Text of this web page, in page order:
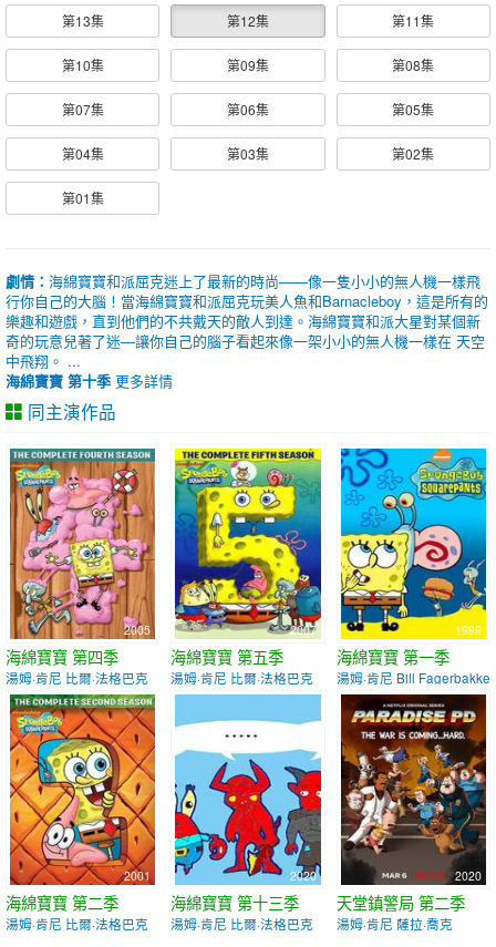
第13集 第12集 第11集
第10集 第09集 第08集
第07集 第06集 第05集
第04集 第03集 第02集
第01集
劇情： 海綿寶寶和派屈克迷上了最新的時尚——像一隻小小的無人機一樣飛
行你自己的大腦！當海綿寶寶和派屈克玩美人魚和Barnacleboy，這是所有的
樂趣和遊戲，直到他們的不共戴天的敵人到達。海綿寶寶和派大星對某個新
奇的玩意兒著了迷—讓你自己的腦子看起來像一架小小的無人機一樣在 天空
中飛翔。 ...
海綿寶寶 第十季 更多詳情
同主演作品
2005
海綿寶寶 第四季
湯姆·肯尼 比爾·法格巴克
2007
海綿寶寶 第五季
湯姆·肯尼 比爾·法格巴克
1999
海綿寶寶 第一季
湯姆·肯尼 Bill Fagerbakke
2001
海綿寶寶 第二季
湯姆·肯尼 比爾·法格巴克
2020
海綿寶寶 第十三季
湯姆·肯尼 比爾·法格巴克
2020
天堂鎮警局 第二季
湯姆·肯尼 薩拉·喬克